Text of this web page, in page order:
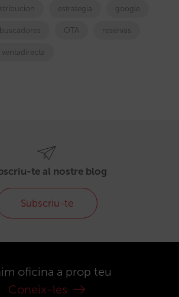
estrategia google
OTA reservas
ventadirecta
te al nostre blog
Subscriu-te
oficina a prop teu
Coneix-les